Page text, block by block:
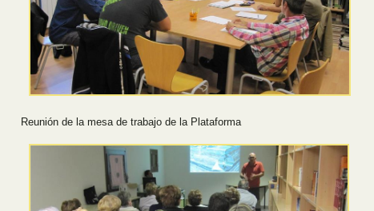
Reunión de la mesa de trabajo de la Plataforma